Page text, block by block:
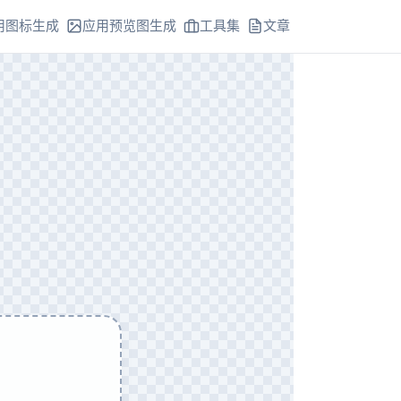
图标生成 应用预览图生成 工具集 文章